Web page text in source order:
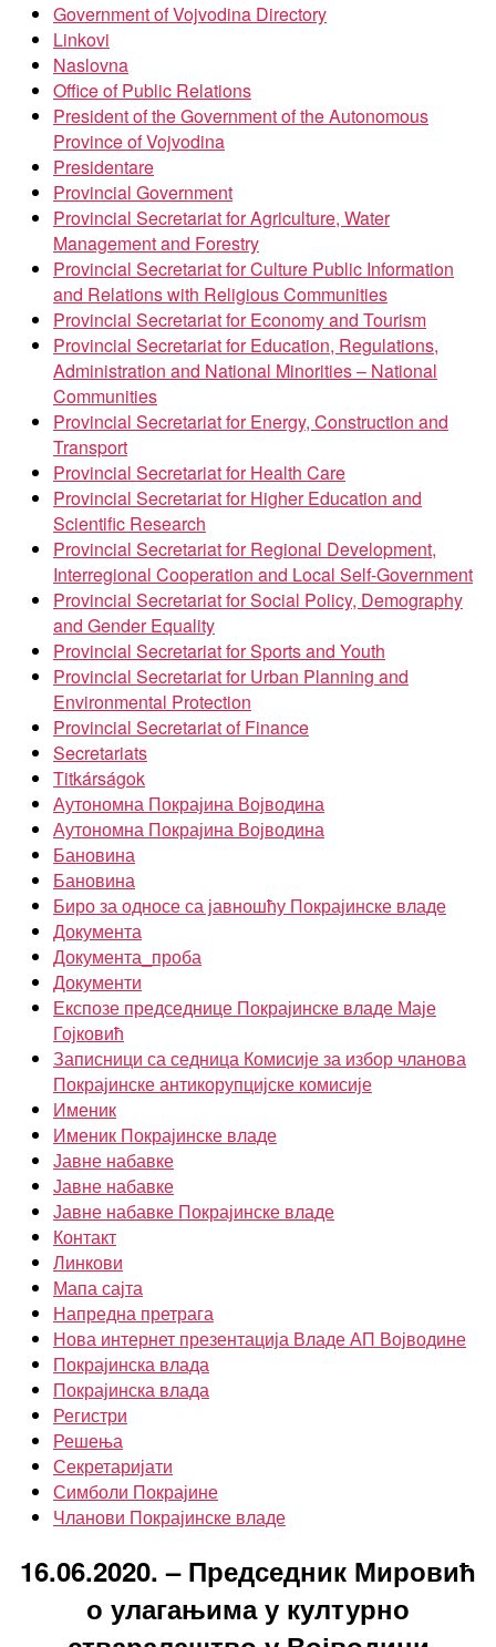
Government of Vojvodina Directory
Linkovi
Naslovna
Office of Public Relations
President of the Government of the Autonomous
Province of Vojvodina
Presidentare
Provincial Government
Provincial Secretariat for Agriculture, Water
Management and Forestry
Provincial Secretariat for Culture Public Information
and Relations with Religious Communities
Provincial Secretariat for Economy and Tourism
Provincial Secretariat for Education, Regulations,
Administration and National Minorities – National
Communities
Provincial Secretariat for Energy, Construction and
Transport
Provincial Secretariat for Health Care
Provincial Secretariat for Higher Education and
Scientific Research
Provincial Secretariat for Regional Development,
Interregional Cooperation and Local Self-Government
Provincial Secretariat for Social Policy, Demography
and Gender Equality
Provincial Secretariat for Sports and Youth
Provincial Secretariat for Urban Planning and
Environmental Protection
Provincial Secretariat of Finance
Secretariats
Titkárságok
Аутономна Покрајина Војводина
Аутономна Покрајина Војводина
Бановина
Бановина
Биро за односе са јавношћу Покрајинске владе
Документа
Документа_проба
Документи
Експозе председнице Покрајинске владе Маје
Гојковић
Записници са седница Комисије за избор чланова
Покрајинске антикорупцијске комисије
Именик
Именик Покрајинске владе
Јавне набавке
Јавне набавке
Јавне набавке Покрајинске владе
Контакт
Линкови
Мапа сајта
Напредна претрага
Нова интернет презентација Владе АП Војводине
Покрајинска влада
Покрајинска влада
Регистри
Решења
Секретаријати
Симболи Покрајине
Чланови Покрајинске владе
16.06.2020. – Председник Мировић
о улагањима у културно